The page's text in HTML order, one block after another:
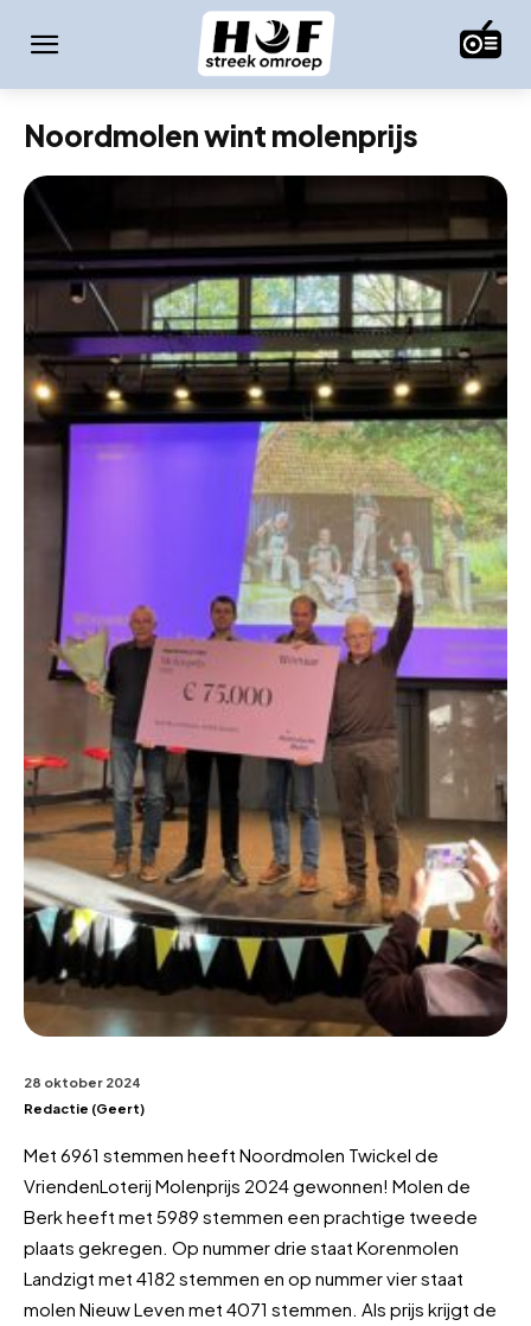
Noordmolen wint molenprijs
28 oktober 2024
Redactie (Geert)
Met 6961 stemmen heeft Noordmolen Twickel de
VriendenLoterij Molenprijs 2024 gewonnen! Molen de
Berk heeft met 5989 stemmen een prachtige tweede
plaats gekregen. Op nummer drie staat Korenmolen
Landzigt met 4182 stemmen en op nummer vier staat
molen Nieuw Leven met 4071 stemmen. Als prijs krijgt de